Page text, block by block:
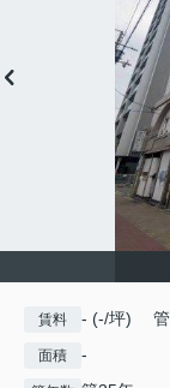
賃料 - (-/坪) 管
面積 -